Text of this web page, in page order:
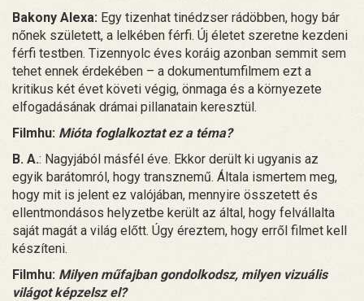
Bakony Alexa: Egy tizenhat tinédzser rádöbben, hogy bár
nőnek született, a lelkében férfi. Új életet szeretne kezdeni
férfi testben. Tizennyolc éves koráig azonban semmit sem
tehet ennek érdekében – a dokumentumfilmem ezt a
kritikus két évet követi végig, önmaga és a környezete
elfogadásának drámai pillanatain keresztül.
Filmhu: Mióta foglalkoztat ez a téma?
B. A.: Nagyjából másfél éve. Ekkor derült ki ugyanis az
egyik barátomról, hogy transznemű. Általa ismertem meg,
hogy mit is jelent ez valójában, mennyire összetett és
ellentmondásos helyzetbe került az által, hogy felvállalta
saját magát a világ előtt. Úgy éreztem, hogy erről filmet kell
készíteni.
Filmhu: Milyen műfajban gondolkodsz, milyen vizuális
világot képzelsz el?